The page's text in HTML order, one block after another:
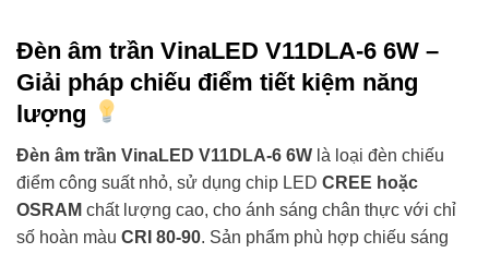
Đèn âm trần VinaLED V11DLA-6 6W –
Giải pháp chiếu điểm tiết kiệm năng
lượng
Đèn âm trần VinaLED V11DLA-6 6W là loại đèn chiếu
điểm công suất nhỏ, sử dụng chip LED CREE hoặc
OSRAM chất lượng cao, cho ánh sáng chân thực với chỉ
số hoàn màu CRI 80-90. Sản phẩm phù hợp chiếu sáng